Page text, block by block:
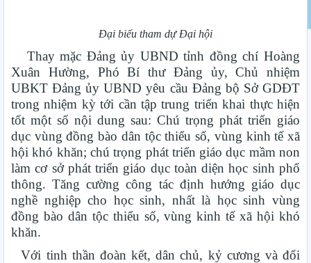
Đại biểu tham dự Đại hội
Thay mặc Đảng ủy UBND tỉnh đồng chí Hoàng
Xuân Hường, Phó Bí thư Đảng ủy, Chủ nhiệm
UBKT Đảng ủy UBND yêu cầu Đảng bộ Sở GDĐT
trong nhiệm kỳ tới cần tập trung triển khai thực hiện
tốt một số nội dung sau: Chú trọng phát triển giáo
dục vùng đồng bào dân tộc thiểu số, vùng kinh tế xã
hội khó khăn; chú trọng phát triển giáo dục mầm non
làm cơ sở phát triển giáo dục toàn diện học sinh phổ
thông. Tăng cường công tác định hướng giáo dục
nghề nghiệp cho học sinh, nhất là học sinh vùng
đồng bào dân tộc thiểu số, vùng kinh tế xã hội khó
khăn.
Với tinh thần đoàn kết, dân chủ, kỷ cương và đổi